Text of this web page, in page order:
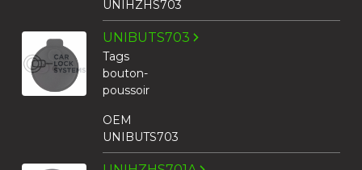
UNIHZHS703
UNIBUTS703
Tags
bouton-
poussoir
OEM
UNIBUTS703